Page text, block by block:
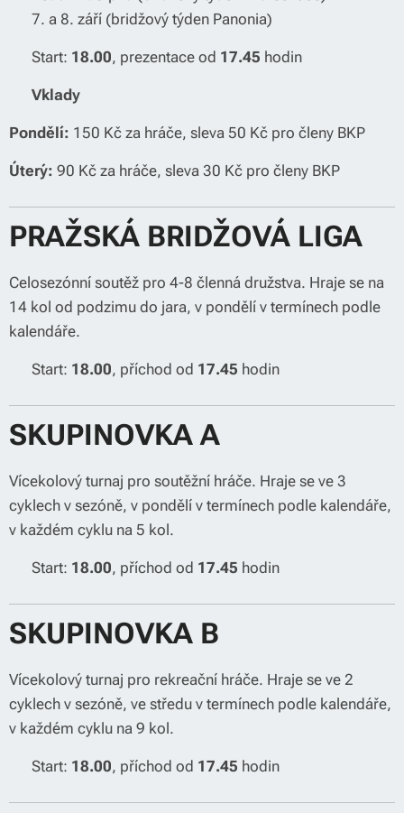
📅 7. a 8. září (bridžový týden Panonia)
⌚ Start: 18.00, prezentace od 17.45 hodin
Vklady
Pondělí: 150 Kč za hráče, sleva 50 Kč pro členy BKP
Úterý: 90 Kč za hráče, sleva 30 Kč pro členy BKP
PRAŽSKÁ BRIDŽOVÁ LIGA
Celosezónní soutěž pro 4-8 členná družstva. Hraje se na
14 kol od podzimu do jara, v pondělí v termínech podle
kalendáře.
⌚ Start: 18.00, příchod od 17.45 hodin
SKUPINOVKA A
Vícekolový turnaj pro soutěžní hráče. Hraje se ve 3
cyklech v sezóně, v pondělí v termínech podle kalendáře,
v každém cyklu na 5 kol.
⌚ Start: 18.00, příchod od 17.45 hodin
SKUPINOVKA B
Vícekolový turnaj pro rekreační hráče. Hraje se ve 2
cyklech v sezóně, ve středu v termínech podle kalendáře,
v každém cyklu na 9 kol.
⌚ Start: 18.00, příchod od 17.45 hodin